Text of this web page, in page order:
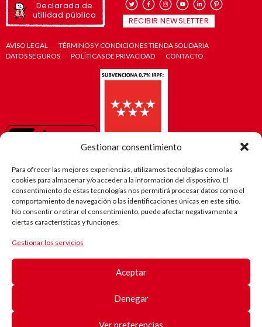
Gestionar consentimiento
Para ofrecer las mejores experiencias, utilizamos tecnologías como las
cookies para almacenar y/o acceder a la información del dispositivo. El
consentimiento de estas tecnologías nos permitirá procesar datos como el
comportamiento de navegación o las identificaciones únicas en este sitio.
No consentir o retirar el consentimiento, puede afectar negativamente a
ciertas características y funciones.
Gestionar los servicios
Aceptar
Denegar
Ver preferencias
Declarada de
utilidad pública
RECIBIR NEWSLETTER
AVISO LEGAL
TÉRMINOS Y CONDICIONES TIENDA SOLIDARIA
DATOS SEGUROS
POLÍTICAS DE PRIVACIDAD CONTACTO
El camino